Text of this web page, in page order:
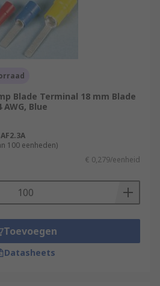
Blade Terminal 18 mm Blade
Blue
100 eenheden)
€ 0,279/eenheid
Toevoegen
Datasheets